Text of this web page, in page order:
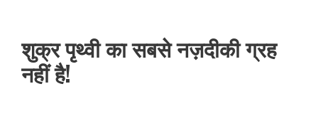
शुक्र पृथ्वी का सबसे नज़दीकी ग्रह
नहीं है!